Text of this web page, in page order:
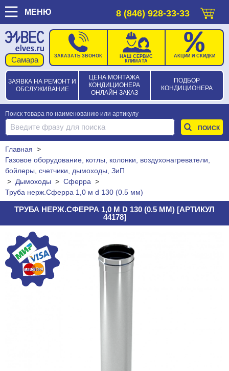
МЕНЮ 8 (846) 928-33-33
ЗАЯВКА НА РЕМОНТ И
ОБСЛУЖИВАНИЕ
ЦЕНА МОНТАЖА
КОНДИЦИОНЕРА
ОНЛАЙН ЗАКАЗ
ПОДБОР
КОНДИЦИОНЕРА
ЗАКАЗАТЬ ЗВОНОК
НАШ СЕРВИС
КЛИМАТА
АКЦИИ И СКИДКИ
Поиск товара по наименованию или артикулу
Главная >
Газовое оборудование, котлы, колонки, воздухонагреватели,
бойлеры, счетчики, дымоходы, ЗиП
> Дымоходы > Сферра >
Труба нерж.Сферра 1,0 м d 130 (0.5 мм)
ТРУБА НЕРЖ.СФЕРРА 1,0 М D 130 (0.5 ММ) [АРТИКУЛ
44178]